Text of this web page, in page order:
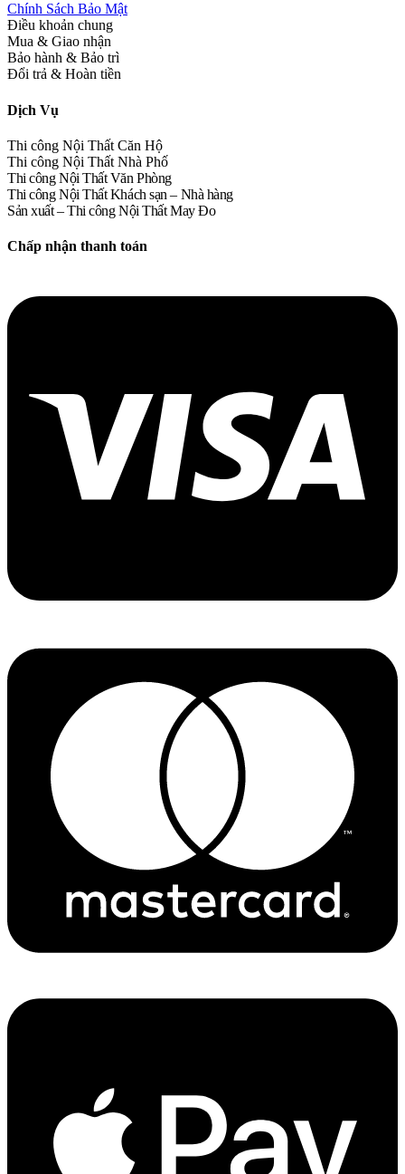
Chính Sách Bảo Mật
Điều khoản chung
Mua & Giao nhận
Bảo hành & Bảo trì
Đổi trả & Hoàn tiền
Dịch Vụ
Thi công Nội Thất Căn Hộ
Thi công Nội Thất Nhà Phố
Thi công Nội Thất Văn Phòng
Thi công Nội Thất Khách sạn – Nhà hàng
Sản xuất – Thi công Nội Thất May Đo
Chấp nhận thanh toán